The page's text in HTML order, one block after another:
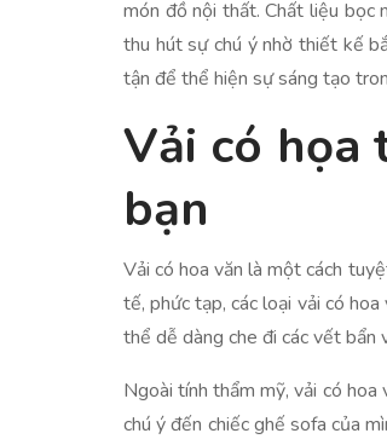
món đồ nội thất. Chất liệu bọc
thu hút sự chú ý nhờ thiết kế
tận để thể hiện sự sáng tạo
Vải có họa
bạn
Vải có hoa văn là một cách
tế, phức tạp, các loại vải có
thể dễ dàng che đi các vết bẩn
Ngoài tính thẩm mỹ, vải có
chú ý đến chiếc ghế sofa của